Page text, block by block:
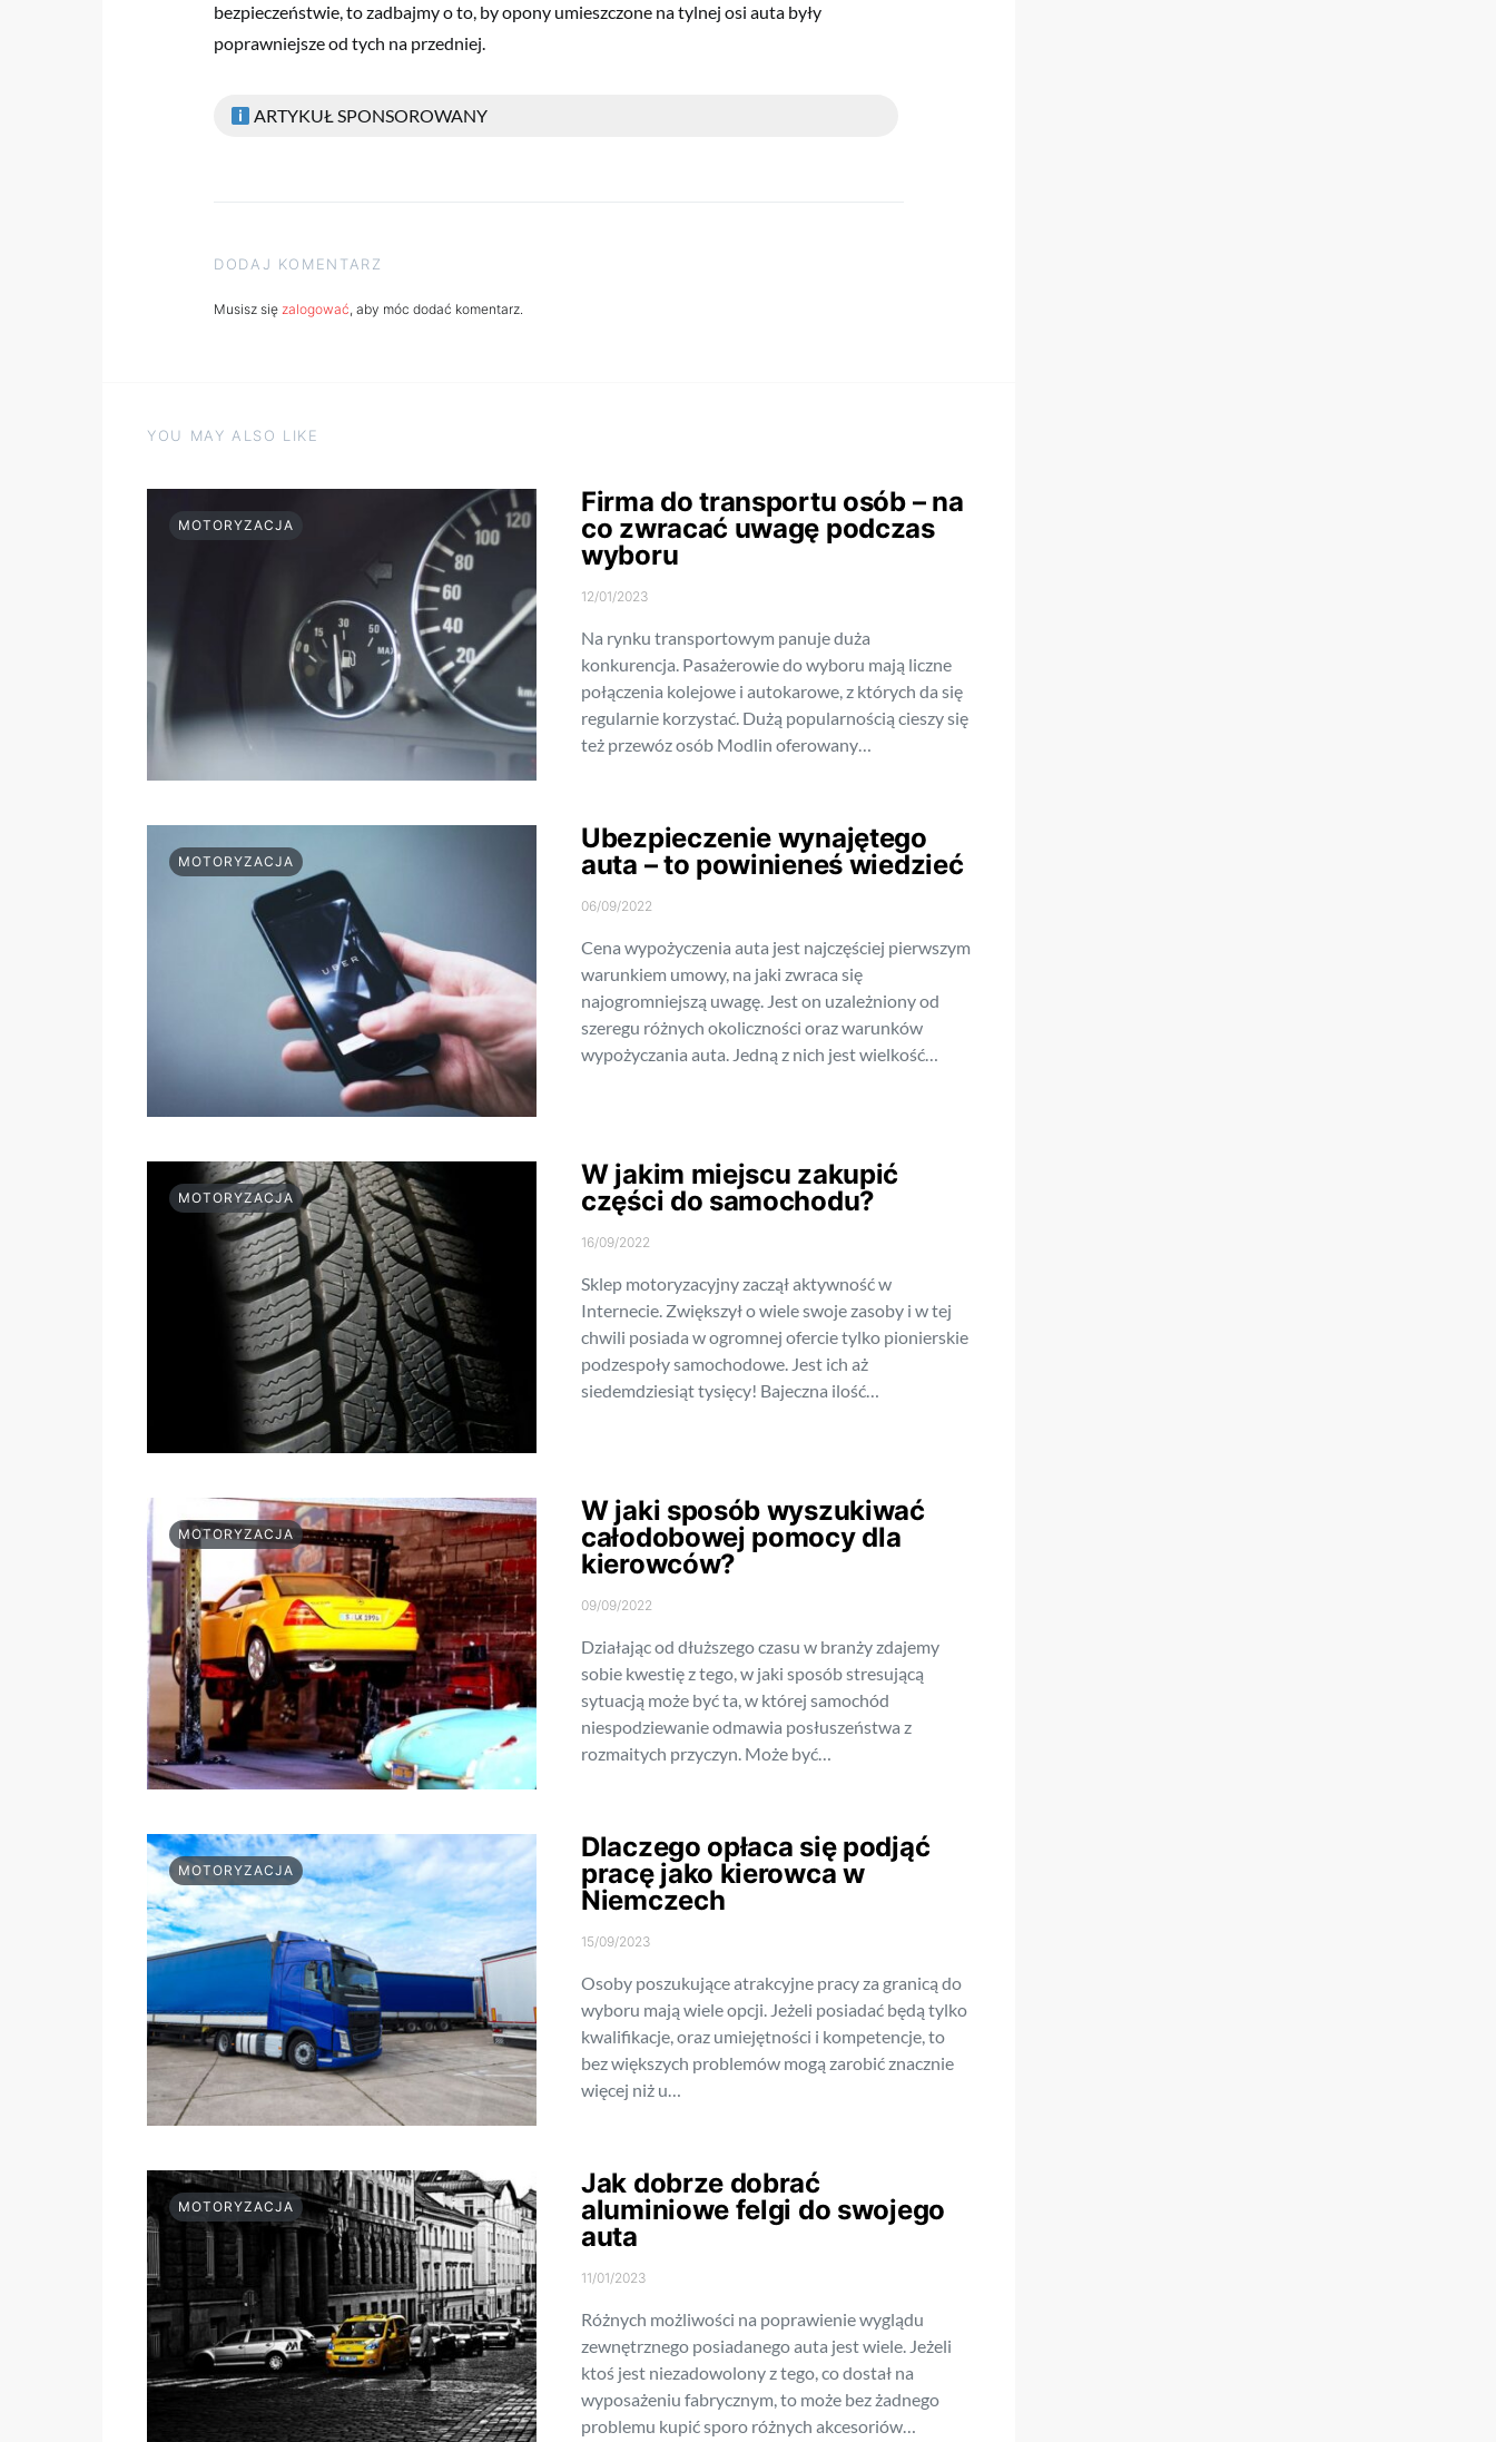
bezpieczeństwie, to zadbajmy o to, by opony umieszczone na tylnej osi auta były
poprawniejsze od tych na przedniej.
ARTYKUŁ SPONSOROWANY
DODAJ KOMENTARZ
Musisz się zalogować, aby móc dodać komentarz.
YOU MAY ALSO LIKE
MOTORYZACJA
Firma do transportu osób – na
co zwracać uwagę podczas
wyboru
12/01/2023
Na rynku transportowym panuje duża
konkurencja. Pasażerowie do wyboru mają liczne
połączenia kolejowe i autokarowe, z których da się
regularnie korzystać. Dużą popularnością cieszy się
też przewóz osób Modlin oferowany…
MOTORYZACJA
Ubezpieczenie wynajętego
auta – to powinieneś wiedzieć
06/09/2022
Cena wypożyczenia auta jest najczęściej pierwszym
warunkiem umowy, na jaki zwraca się
najogromniejszą uwagę. Jest on uzależniony od
szeregu różnych okoliczności oraz warunków
wypożyczania auta. Jedną z nich jest wielkość…
MOTORYZACJA
W jakim miejscu zakupić
części do samochodu?
16/09/2022
Sklep motoryzacyjny zaczął aktywność w
Internecie. Zwiększył o wiele swoje zasoby i w tej
chwili posiada w ogromnej ofercie tylko pionierskie
podzespoły samochodowe. Jest ich aż
siedemdziesiąt tysięcy! Bajeczna ilość…
MOTORYZACJA
W jaki sposób wyszukiwać
całodobowej pomocy dla
kierowców?
09/09/2022
Działając od dłuższego czasu w branży zdajemy
sobie kwestię z tego, w jaki sposób stresującą
sytuacją może być ta, w której samochód
niespodziewanie odmawia posłuszeństwa z
rozmaitych przyczyn. Może być…
MOTORYZACJA
Dlaczego opłaca się podjąć
pracę jako kierowca w
Niemczech
15/09/2023
Osoby poszukujące atrakcyjne pracy za granicą do
wyboru mają wiele opcji. Jeżeli posiadać będą tylko
kwalifikacje, oraz umiejętności i kompetencje, to
bez większych problemów mogą zarobić znacznie
więcej niż u…
MOTORYZACJA
Jak dobrze dobrać
aluminiowe felgi do swojego
auta
11/01/2023
Różnych możliwości na poprawienie wyglądu
zewnętrznego posiadanego auta jest wiele. Jeżeli
ktoś jest niezadowolony z tego, co dostał na
wyposażeniu fabrycznym, to może bez żadnego
problemu kupić sporo różnych akcesoriów…